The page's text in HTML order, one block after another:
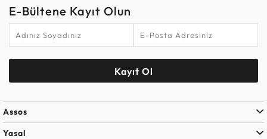
E-Bültene Kayıt Olun
Kayıt Ol
Assos
Yasal